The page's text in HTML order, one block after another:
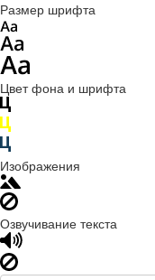
Размер шрифта
Цвет фона и шрифта
Изображения
Озвучивание текста